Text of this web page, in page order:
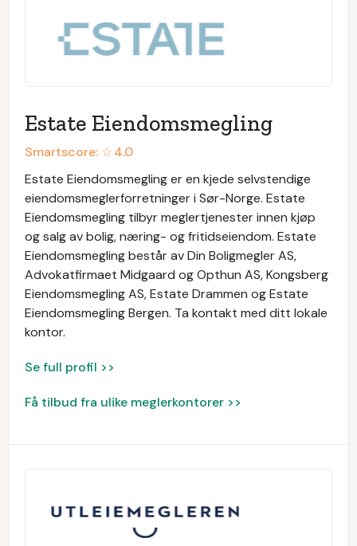
Estate Eiendomsmegling
Smartscore: ☆4.0
Estate Eiendomsmegling er en kjede selvstendige
eiendomsmeglerforretninger i Sør-Norge. Estate
Eiendomsmegling tilbyr meglertjenester innen kjøp
og salg av bolig, næring- og fritidseiendom. Estate
Eiendomsmegling består av Din Boligmegler AS,
Advokatfirmaet Midgaard og Opthun AS, Kongsberg
Eiendomsmegling AS, Estate Drammen og Estate
Eiendomsmegling Bergen. Ta kontakt med ditt lokale
kontor.
Se full profil >>
Få tilbud fra ulike meglerkontorer >>